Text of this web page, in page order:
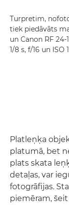
Turpretim,
tiek piedāvāts
un Canon RF
1/8 s, f/16 un ISO
Platleņķa
platumā, bet
plats skata
detaļas, var
fotogrāfijas.
piemēram,